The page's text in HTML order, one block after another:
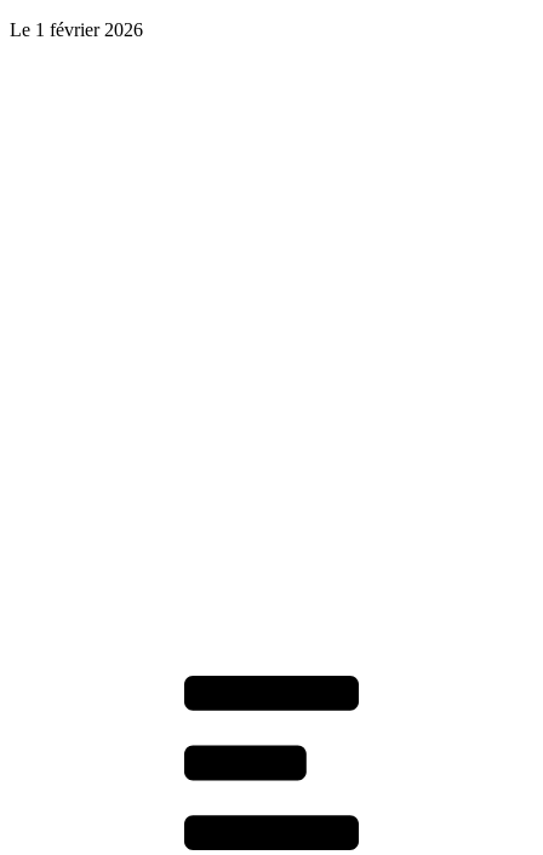
Le 1 février 2026